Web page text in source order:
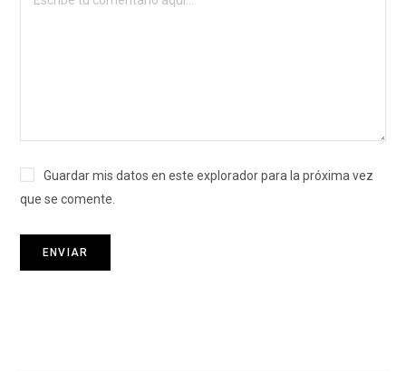
Guardar mis datos en este explorador para la próxima vez
que se comente.